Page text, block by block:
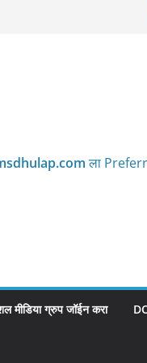
ला
मीडिया ग्रुप जॉईन करा